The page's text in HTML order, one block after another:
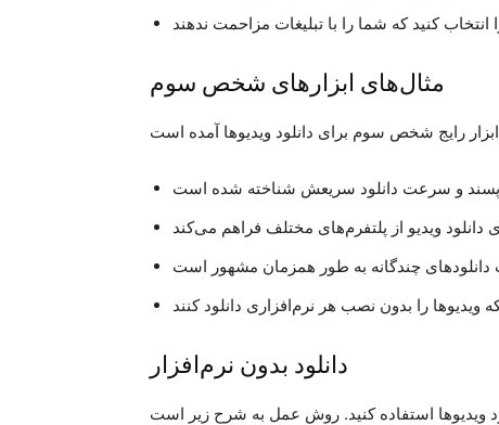
مثال‌های ابزارهای شخص سوم
دانلود بدون نرم‌افزار